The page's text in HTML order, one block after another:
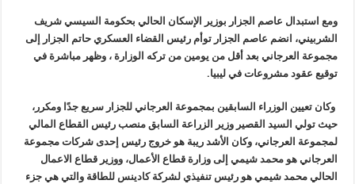
ومع استبدال عاصم الجزار بوزير الإسكان الحالي بحكومة السيسي شريف
الشربيني، انضم عاصم الجزار توأم رئيس القضاء العسكري حاتم الجزار إلى
مجموعة العرجاني بعد أقل من يومين من تركه الوزارة ، وظهر مباشرة في
توقيع عقود مشروعات في ليبيا.
وكان تعيين الوزراء السابقين بمجموعة العرجاني للجزار سريع جدًا ومكرر،
حيث تولي السيد القصير وزير الزراعة السابق منصب رئيس القطاع المالي
لمجموعة العرجاني، وكان الأشد ريبة هو خروج رئيس إحدى شركات مجموعة
العرجاني هو محمد شيمي إلى وزارة قطاع الأعمال، ووزير قطاع الاعمال
الحالي محمد شيمي هو رئيس تنفيذي لشركة كادينس للطاقة والتي هي جزء